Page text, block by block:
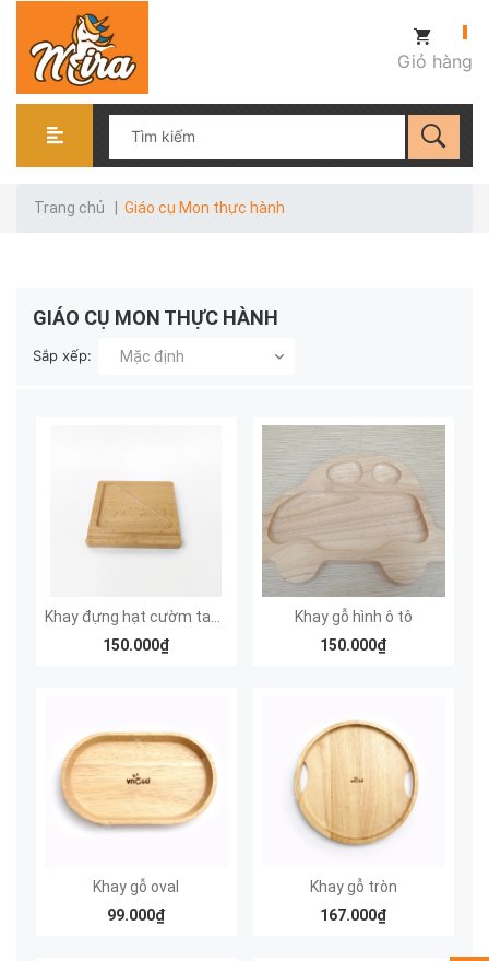
Giỏ hàng
Trang chủ Giáo cụ Mon thực hành
GIÁO CỤ MON THỰC HÀNH
Sắp xếp: Mặc định
150.000₫
Khay gỗ hình ô tô
150.000₫
Khay gỗ oval
99.000₫
Khay gỗ tròn
167.000₫